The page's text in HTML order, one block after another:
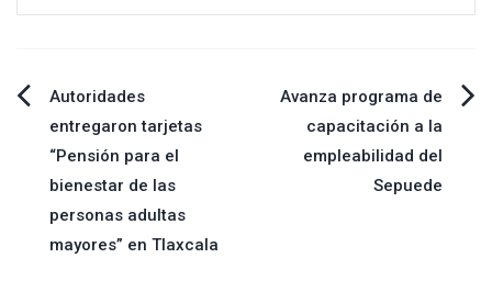
Navegación
de
entradas
Autoridades
entregaron tarjetas
“Pensión para el
bienestar de las
personas adultas
mayores” en Tlaxcala
Avanza programa de
capacitación a la
empleabilidad del
Sepuede